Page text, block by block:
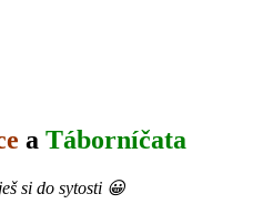
a Táborníčata
si do sytosti 😀